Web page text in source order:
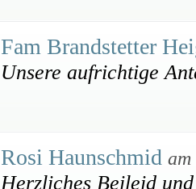
Fam Brandstetter
Unsere aufrichtige
Rosi Haunschmid am
Herzliches Beileid